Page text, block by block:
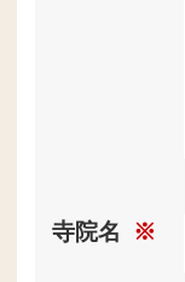
寺院名 ※